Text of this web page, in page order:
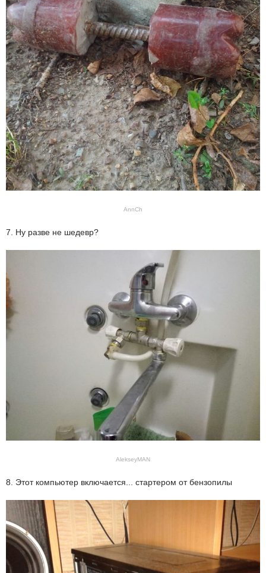
AnnCh
7. Ну разве не шедевр?
AlekseyMAN
8. Этот компьютер включается... стартером от бензопилы